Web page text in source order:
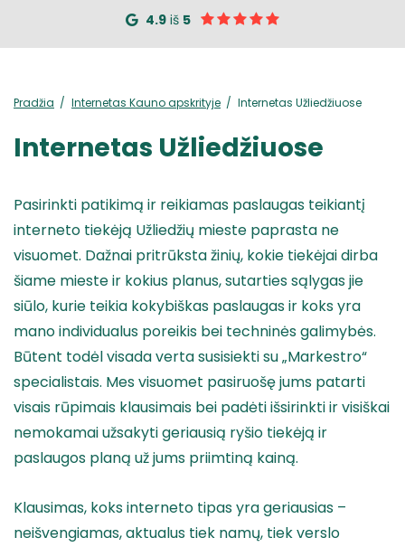
4.9 iš 5
Pradžia Internetas Kauno apskrityje Internetas Užliedžiuose
Internetas Užliedžiuose
Pasirinkti patikimą ir reikiamas paslaugas teikiantį
interneto tiekėją Užliedžių mieste paprasta ne
visuomet. Dažnai pritrūksta žinių, kokie tiekėjai dirba
šiame mieste ir kokius planus, sutarties sąlygas jie
siūlo, kurie teikia kokybiškas paslaugas ir koks yra
mano individualus poreikis bei techninės galimybės.
Būtent todėl visada verta susisiekti su „Markestro“
specialistais. Mes visuomet pasiruošę jums patarti
visais rūpimais klausimais bei padėti išsirinkti ir visiškai
nemokamai užsakyti geriausią ryšio tiekėją ir
paslaugos planą už jums priimtiną kainą.
Klausimas, koks interneto tipas yra geriausias –
neišvengiamas, aktualus tiek namų, tiek verslo